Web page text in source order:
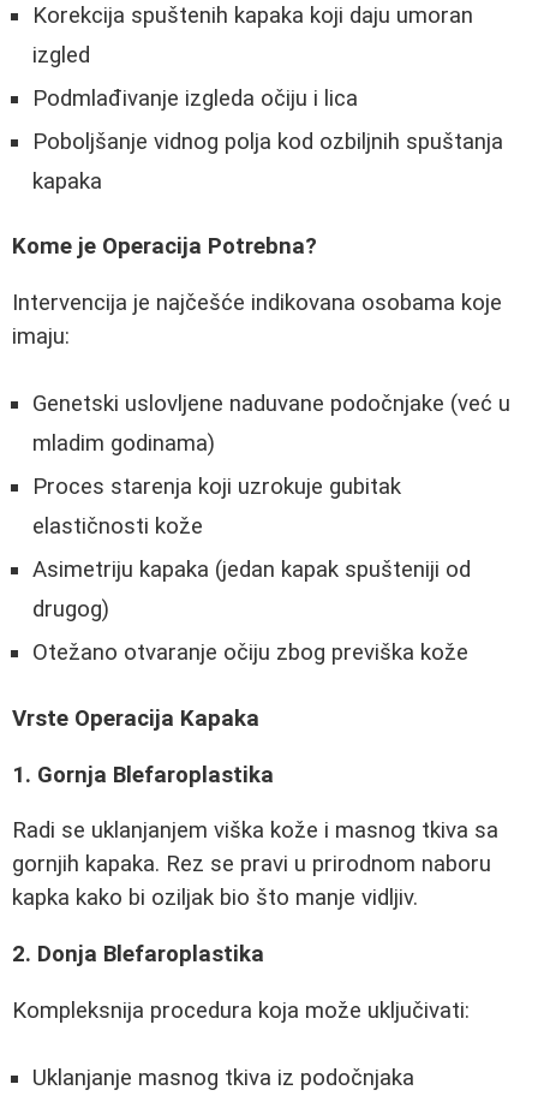
Korekcija spuštenih kapaka koji daju umoran
izgled
Podmlađivanje izgleda očiju i lica
Poboljšanje vidnog polja kod ozbiljnih spuštanja
kapaka
Kome je Operacija Potrebna?
Intervencija je najčešće indikovana osobama koje
imaju:
Genetski uslovljene naduvane podočnjake (već u
mladim godinama)
Proces starenja koji uzrokuje gubitak
elastičnosti kože
Asimetriju kapaka (jedan kapak spušteniji od
drugog)
Otežano otvaranje očiju zbog previška kože
Vrste Operacija Kapaka
1. Gornja Blefaroplastika
Radi se uklanjanjem viška kože i masnog tkiva sa
gornjih kapaka. Rez se pravi u prirodnom naboru
kapka kako bi oziljak bio što manje vidljiv.
2. Donja Blefaroplastika
Kompleksnija procedura koja može uključivati:
Uklanjanje masnog tkiva iz podočnjaka